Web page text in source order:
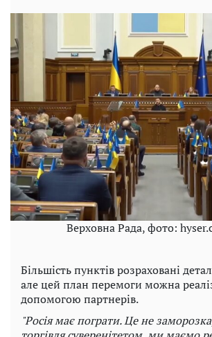
Верховна Рада, фото:
Більшість пунктів розраховані
але цей план перемоги можна
допомогою партнерів.
"Росія має пограти. Це не